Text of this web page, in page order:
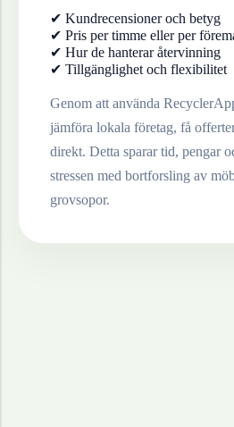
✔ Kundrecensioner och betyg
✔ Pris per timme eller per
✔ Hur de hanterar återvinning
✔ Tillgänglighet och flexibilitet
Genom att använda
jämföra lokala företag, få
direkt. Detta sparar tid, pengar
stressen med bortforsling av
grovsopor.